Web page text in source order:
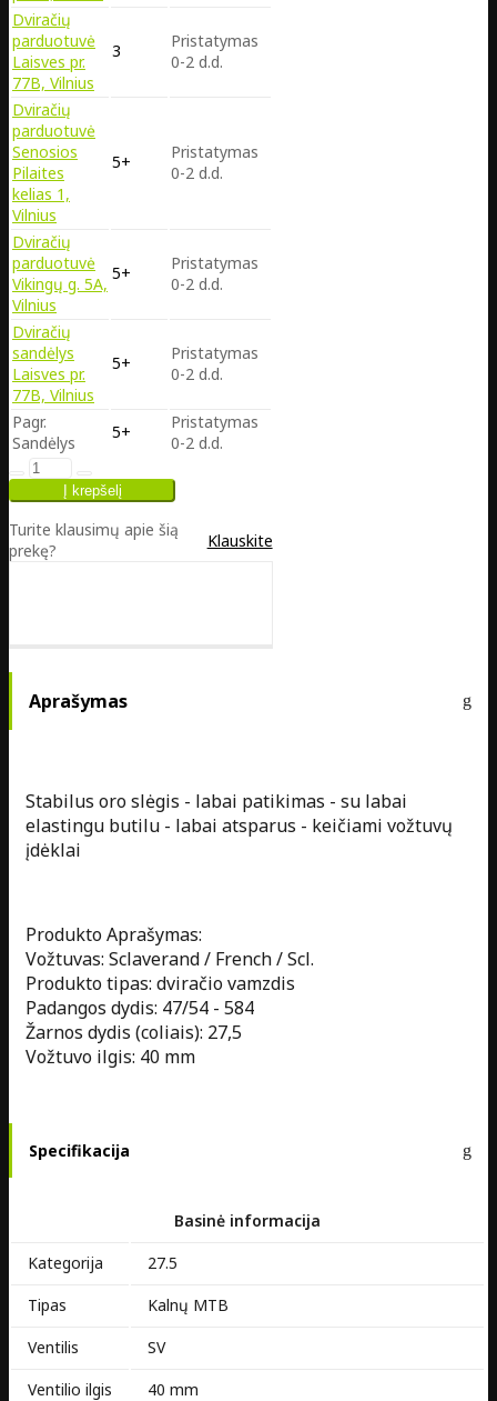
Dviračių
parduotuvė
Laisves pr.
77B, Vilnius
3
Pristatymas
0-2 d.d.
Dviračių
parduotuvė
Senosios
Pilaites
kelias 1,
Vilnius
5+
Pristatymas
0-2 d.d.
Dviračių
parduotuvė
Vikingų g. 5A,
Vilnius
5+
Pristatymas
0-2 d.d.
Dviračių
sandėlys
Laisves pr.
77B, Vilnius
5+
Pristatymas
0-2 d.d.
Pagr.
Sandėlys
5+
Pristatymas
0-2 d.d.
Turite klausimų apie šią
prekę?
Klauskite
Aprašymas
Stabilus oro slėgis - labai patikimas - su labai
elastingu butilu - labai atsparus - keičiami vožtuvų
įdėklai
Produkto Aprašymas:
Vožtuvas: Sclaverand / French / Scl.
Produkto tipas: dviračio vamzdis
Padangos dydis: 47/54 - 584
Žarnos dydis (coliais): 27,5
Vožtuvo ilgis: 40 mm
Specifikacija
Basinė informacija
Kategorija
27.5
Tipas
Kalnų MTB
Ventilis
SV
Ventilio ilgis
40 mm